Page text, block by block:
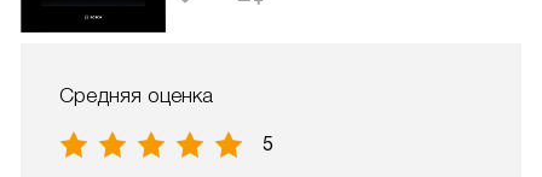
Средняя оценка
5